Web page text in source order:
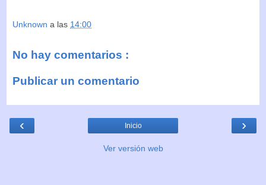
Unknown a las 14:00
No hay comentarios :
Publicar un comentario
‹ ›
Inicio
Ver versión web